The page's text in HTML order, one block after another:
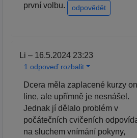
první volbu.
odpovědět
Li – 16.5.2024 23:23
1 odpoveď rozbalit
Dcera měla zaplacené kurzy on
line, ale upřímně je nesnášel.
Jednak jí dělalo problém v
počátečních cvičeních
na sluchem vnímání pokyny,